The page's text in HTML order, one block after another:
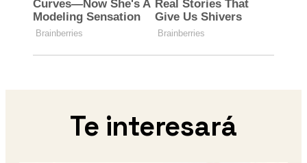
Te interesará